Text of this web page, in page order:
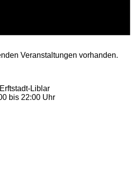
Veranstaltungen vorhanden.
Liblar
bis 22:00 Uhr